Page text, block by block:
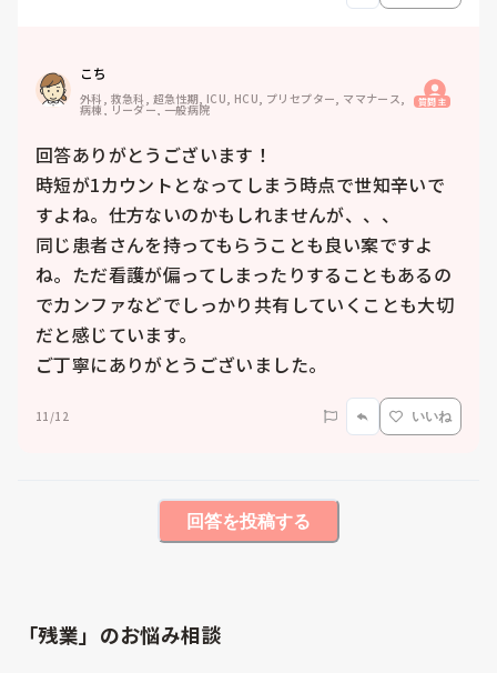
こち
外科, 救急科, 超急性期, ICU, HCU, プリセプター, ママナース,
病棟, リーダー, 一般病院 質問主
回答ありがとうございます！
時短が1カウントとなってしまう時点で世知辛いで
すよね。仕方ないのかもしれませんが、、、
同じ患者さんを持ってもらうことも良い案ですよ
ね。ただ看護が偏ってしまったりすることもあるの
でカンファなどでしっかり共有していくことも大切
だと感じています。
ご丁寧にありがとうございました。
11/12 いいね
回答を投稿する
「残業」のお悩み相談